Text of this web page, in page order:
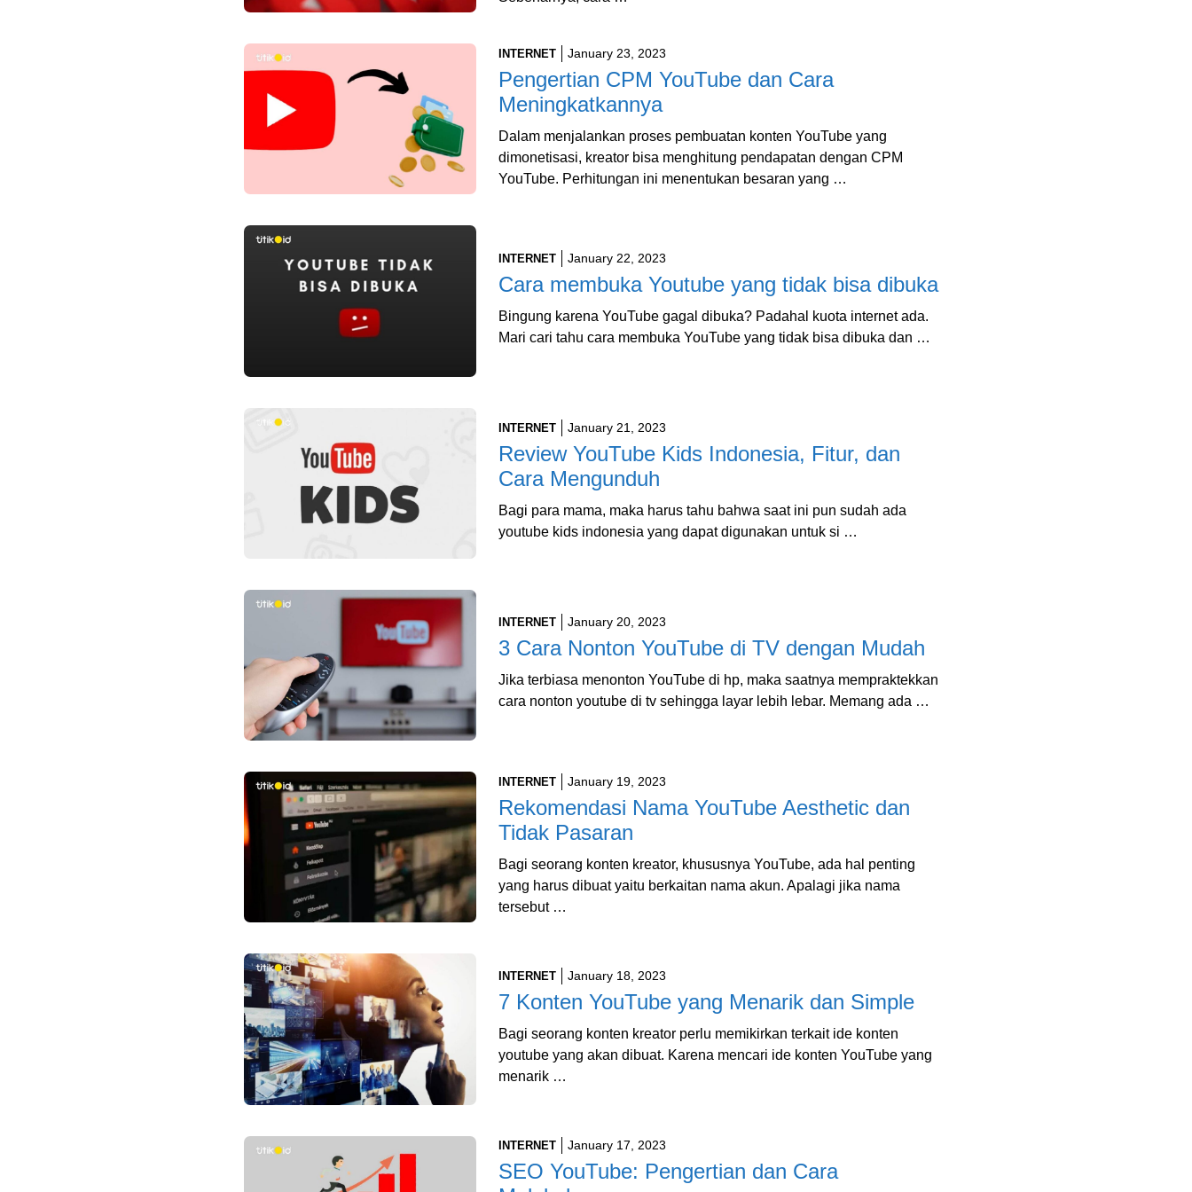
INTERNET January 23, 2023
Pengertian CPM YouTube dan Cara
Meningkatkannya
Dalam menjalankan proses pembuatan konten YouTube yang
dimonetisasi, kreator bisa menghitung pendapatan dengan CPM
YouTube. Perhitungan ini menentukan besaran yang …
INTERNET January 22, 2023
Cara membuka Youtube yang tidak bisa dibuka
Bingung karena YouTube gagal dibuka? Padahal kuota internet ada.
Mari cari tahu cara membuka YouTube yang tidak bisa dibuka dan …
INTERNET January 21, 2023
Review YouTube Kids Indonesia, Fitur, dan
Cara Mengunduh
Bagi para mama, maka harus tahu bahwa saat ini pun sudah ada
youtube kids indonesia yang dapat digunakan untuk si …
INTERNET January 20, 2023
3 Cara Nonton YouTube di TV dengan Mudah
Jika terbiasa menonton YouTube di hp, maka saatnya mempraktekkan
cara nonton youtube di tv sehingga layar lebih lebar. Memang ada …
INTERNET January 19, 2023
Rekomendasi Nama YouTube Aesthetic dan
Tidak Pasaran
Bagi seorang konten kreator, khususnya YouTube, ada hal penting
yang harus dibuat yaitu berkaitan nama akun. Apalagi jika nama
tersebut …
INTERNET January 18, 2023
7 Konten YouTube yang Menarik dan Simple
Bagi seorang konten kreator perlu memikirkan terkait ide konten
youtube yang akan dibuat. Karena mencari ide konten YouTube yang
menarik …
INTERNET January 17, 2023
SEO YouTube: Pengertian dan Cara